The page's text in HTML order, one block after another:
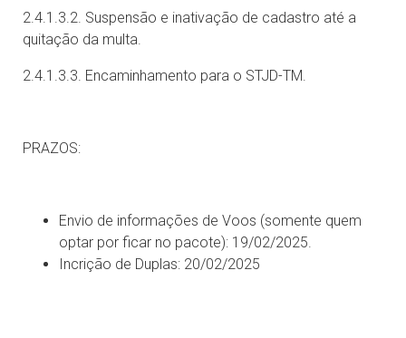
2.4.1.3.2. Suspensão e inativação de cadastro até a
quitação da multa.
2.4.1.3.3. Encaminhamento para o STJD-TM.
PRAZOS:
Envio de informações de Voos (somente quem
optar por ficar no pacote): 19/02/2025.
Incrição de Duplas: 20/02/2025